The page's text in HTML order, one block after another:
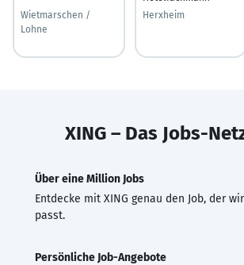
Wietmarschen /
Lohne
Herxheim
XING – Das Jobs-
Über eine Million Jobs
Entdecke mit XING genau den Job, der
passt.
Persönliche Job-Angebote